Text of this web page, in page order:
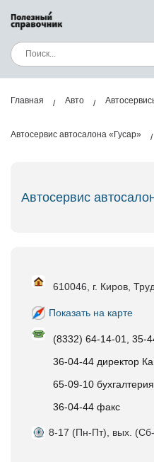
Главная Авто
Автосервис автосалона «Гусар»
Автосервис
610046, г. Киров,
Показать на карте
(8332) 64-14-01, 35-
36-04-44 директор
65-09-10 бухгалтерия
36-04-44 факс
8-17 (Пн-Пт), вых.